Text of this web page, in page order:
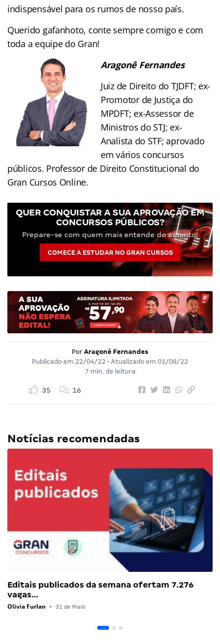
indispensável para os rumos de nosso país.
Querido gafanhoto, conte sempre comigo e com
toda a equipe do Gran!
Aragonê Fernandes
Juiz de Direito do TJDFT; ex-
Promotor de Justiça do
MPDFT; ex-Assessor de
Ministros do STJ; ex-
Analista do STF; aprovado
em vários concursos
públicos. Professor de Direito Constitucional do
Gran Cursos Online.
QUER CONQUISTAR A SUA APROVAÇÃO EM
CONCURSOS PÚBLICOS?
Prepare-se com quem mais entende do assunto!
COMECE A ESTUDAR NO GRAN CURSOS
Por Aragonê Fernandes
Publicado em 22/04/22 • Atualizado em 01/08/22
7 min. de leitura
35 16
Notícias recomendadas
Editais publicados da semana ofertam 7.276
vagas…
Olivia Furlan • 31 de Maio